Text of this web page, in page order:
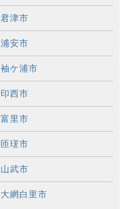
君津市
浦安市
袖ケ浦市
印西市
富里市
匝瑳市
山武市
大網白里市